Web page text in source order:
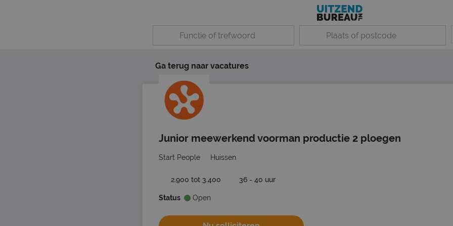
Ga terug naar vacatures
Junior meewerkend voorman productie 2 ploegen
Start People Huissen
2.900 tot 3.400 36 - 40 uur
Status Open